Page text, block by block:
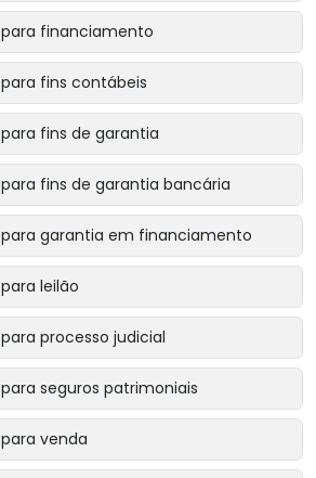
financiamento
fins contábeis
fins de garantia
fins de garantia bancária
garantia em financiamento
leilão
processo judicial
seguros patrimoniais
venda